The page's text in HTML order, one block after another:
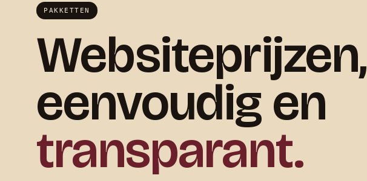
PAKKETTEN
Websiteprijzen,
eenvoudig en
transparant.